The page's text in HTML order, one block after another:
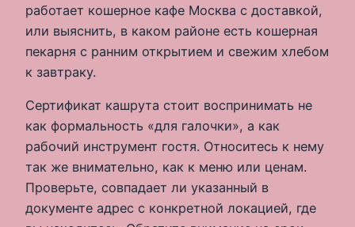
работает кошерное кафе Москва с доставкой,
или выяснить, в каком районе есть кошерная
пекарня с ранним открытием и свежим хлебом
к завтраку.
Сертификат кашрута стоит воспринимать не
как формальность «для галочки», а как
рабочий инструмент гостя. Относитесь к нему
так же внимательно, как к меню или ценам.
Проверьте, совпадает ли указанный в
документе адрес с конкретной локацией, где